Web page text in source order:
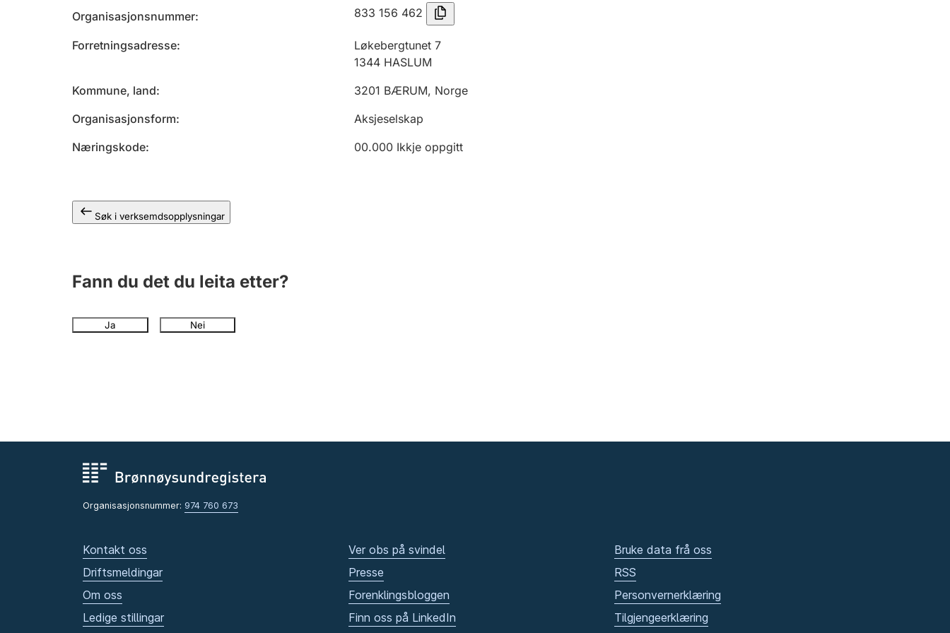
Organisasjonsnummer 833 156 462
Forretningsadresse
Løkebergtunet 7
1344 HASLUM
Kommune, land
3201 BÆRUM, Norge
Organisasjonsform
Aksjeselskap
Næringskode
00.000 Ikkje oppgitt
Søk i verksemdsopplysningar
Fann du det du leita etter?
Ja Nei
Organisasjonsnummer: 974 760 673
Kontakt oss
Driftsmeldingar
Om oss
Ledige stillingar
Ver obs på svindel
Presse
Forenklingsbloggen
Finn oss på LinkedIn
Bruke data frå oss
RSS
Personvernerklæring
Tilgjengeerklæring